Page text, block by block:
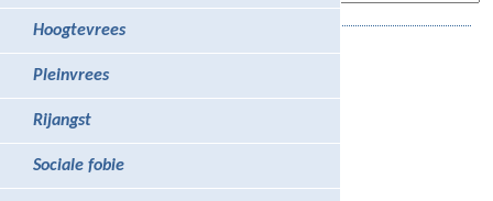
Hoogtevrees
Pleinvrees
Rijangst
Sociale fobie